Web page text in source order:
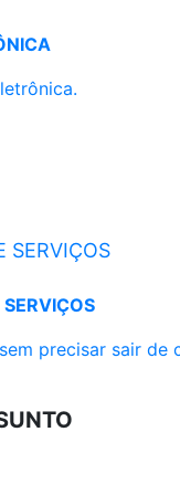
SERVIÇOS
precisar sair de